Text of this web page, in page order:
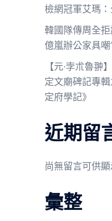
檢網冠軍艾瑪
韓國隊傳周全
億嵐辦公家具嘲
【元·孛朮魯翀
定文廟碑記專
定府學記》
近期留
尚無留言可供顯
彙整